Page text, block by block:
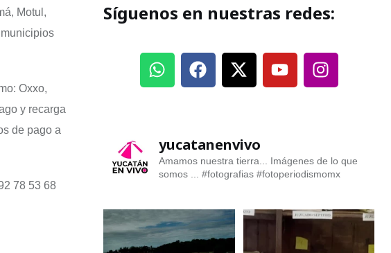
Motul,
Oxxo,
y recarga
de pago a
78 53 68
Síguenos en nuestras redes:
yucatanenvivo
Amamos nuestra tierra... Imágenes de lo que
somos ... #fotografias #fotoperiodismomx